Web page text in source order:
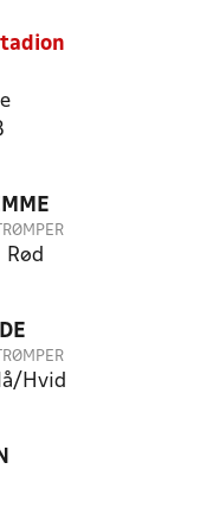
Rød
Hvid